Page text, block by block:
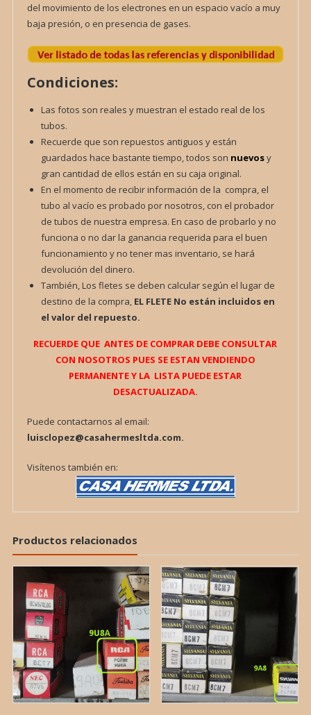
del movimiento de los electrones en un espacio vacío a muy
baja presión, o en presencia de gases.
Condiciones:
Las fotos son reales y muestran el estado real de los
tubos.
Recuerde que son repuestos antiguos y están
guardados hace bastante tiempo, todos son nuevosy
gran cantidad de ellos están en su caja original.
En el momento de recibir información de la compra, el
tubo al vacío es probado por nosotros, con el probador
de tubos de nuestra empresa. En caso de probarlo y no
funciona o no dar la ganancia requerida para el buen
funcionamiento y no tener mas inventario, se hará
devolución del dinero.
También, Los fletes se deben calcular según el lugar de
destino de la compra, EL FLETE No están incluidos en
el valor del repuesto.
RECUERDE QUE ANTES DE COMPRAR DEBE CONSULTAR
CON NOSOTROS PUES SE ESTAN VENDIENDO
PERMANENTE Y LA LISTA PUEDE ESTAR
DESACTUALIZADA.
Puede contactarnos al email:
luisclopez@casahermesltda.com.
Visítenos también en:
Productos relacionados